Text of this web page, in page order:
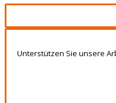
Unterstützen Sie unsere